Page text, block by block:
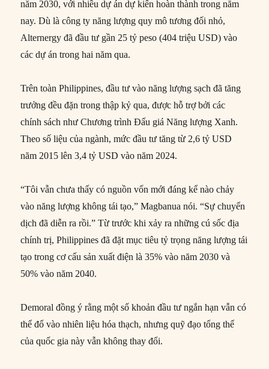
năm 2030, với nhiều dự án dự kiến hoàn thành trong năm
nay. Dù là công ty năng lượng quy mô tương đối nhỏ,
Alternergy đã đầu tư gần 25 tỷ peso (404 triệu USD) vào
các dự án trong hai năm qua.
Trên toàn Philippines, đầu tư vào năng lượng sạch đã tăng
trưởng đều đặn trong thập kỷ qua, được hỗ trợ bởi các
chính sách như Chương trình Đấu giá Năng lượng Xanh.
Theo số liệu của ngành, mức đầu tư tăng từ 2,6 tỷ USD
năm 2015 lên 3,4 tỷ USD vào năm 2024.
“Tôi vẫn chưa thấy có nguồn vốn mới đáng kể nào chảy
vào năng lượng không tái tạo,” Magbanua nói. “Sự chuyển
dịch đã diễn ra rồi.” Từ trước khi xảy ra những cú sốc địa
chính trị, Philippines đã đặt mục tiêu tỷ trọng năng lượng tái
tạo trong cơ cấu sản xuất điện là 35% vào năm 2030 và
50% vào năm 2040.
Demoral đồng ý rằng một số khoản đầu tư ngắn hạn vẫn có
thể đổ vào nhiên liệu hóa thạch, nhưng quỹ đạo tổng thể
của quốc gia này vẫn không thay đổi.